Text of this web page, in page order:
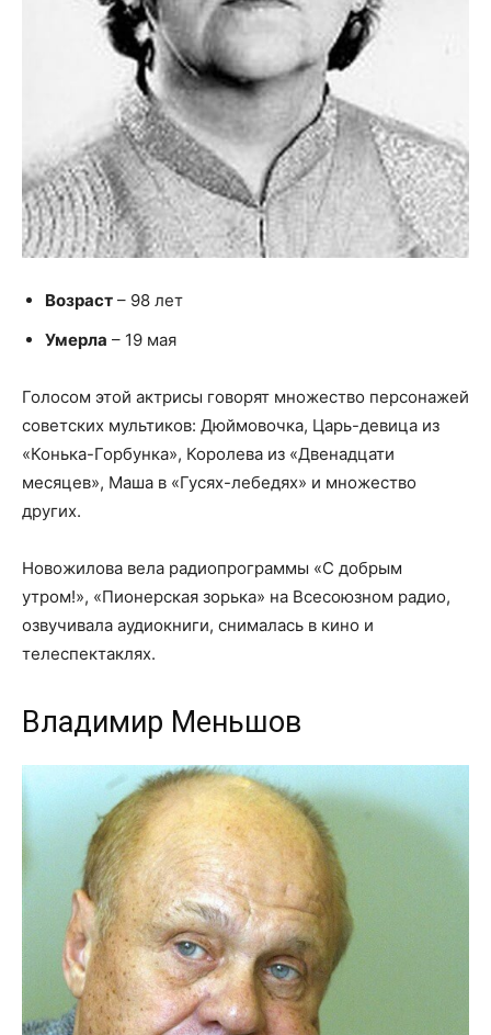
Возраст – 98 лет
Умерла – 19 мая
Голосом этой актрисы говорят множество персонажей
советских мультиков: Дюймовочка, Царь-девица из
«Конька-Горбунка», Королева из «Двенадцати
месяцев», Маша в «Гусях-лебедях» и множество
других.
Новожилова вела радиопрограммы «С добрым
утром!», «Пионерская зорька» на Всесоюзном радио,
озвучивала аудиокниги, снималась в кино и
телеспектаклях.
Владимир Меньшов